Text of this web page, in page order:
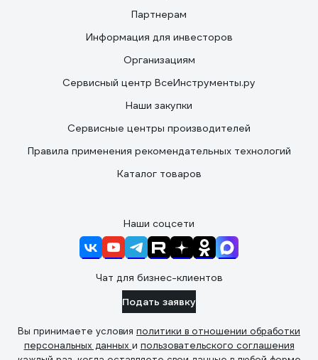
Партнерам
Информация для инвесторов
Организациям
Сервисный центр ВсеИнструменты.ру
Наши закупки
Сервисные центры производителей
Правила применения рекомендательных технологий
Каталог товаров
Наши соцсети
Чат для бизнес-клиентов
Подать заявку
Вы принимаете условия политики в отношении обработки
персональных данных и пользовательского соглашения